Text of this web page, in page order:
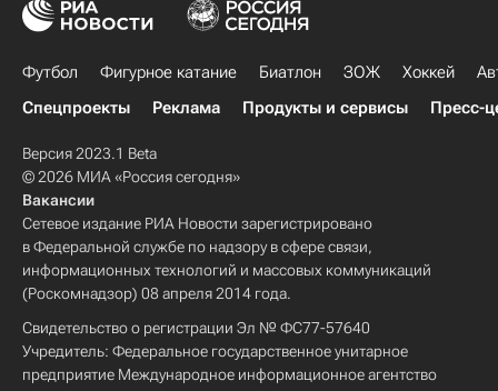
Футбол Фигурное катание Биатлон ЗОЖ Хоккей
Спецпроекты
Реклама Продукты и сервисы Пресс-
Версия 2023.1 Beta
© 2026 МИА «Россия сегодня»
Вакансии
Сетевое издание РИА Новости зарегистрировано
в Федеральной службе по надзору в сфере связи,
информационных технологий и массовых коммуникаций
(Роскомнадзор) 08 апреля 2014 года.
Свидетельство о регистрации Эл № ФС77-57640
Учредитель: Федеральное государственное унитарное
предприятие Международное информационное агентство